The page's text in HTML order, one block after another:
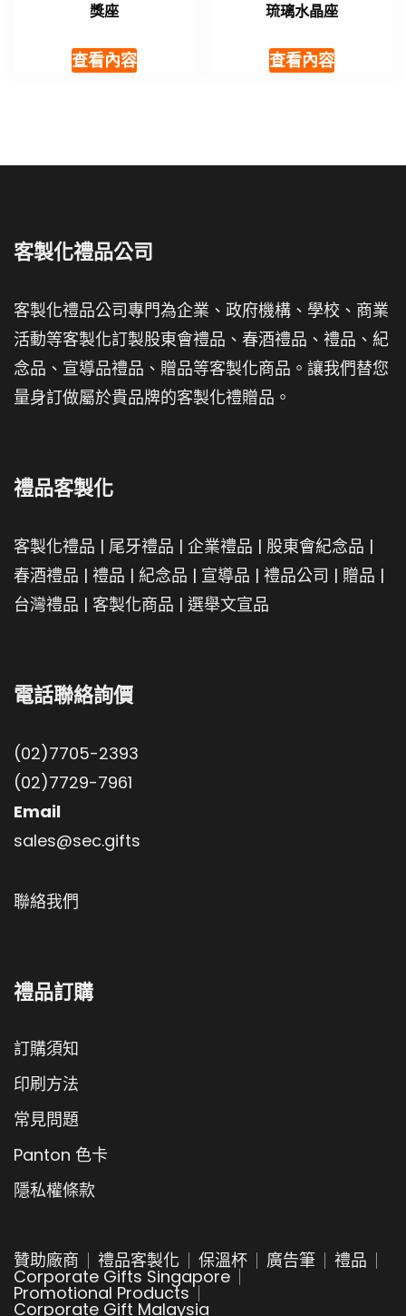
獎座
查看內容
琉璃水晶座
查看內容
客製化禮品公司
客製化禮品公司專門為企業、政府機構、學校、商業
活動等客製化訂製股東會禮品、春酒禮品、禮品、紀
念品、宣導品禮品、贈品等客製化商品。讓我們替您
量身訂做屬於貴品牌的客製化禮贈品。
禮品客製化
客製化禮品 | 尾牙禮品 | 企業禮品 | 股東會紀念品 |
春酒禮品 | 禮品 | 紀念品 | 宣導品 | 禮品公司 | 贈品 |
台灣禮品 | 客製化商品 | 選舉文宣品
電話聯絡詢價
(02)7705-2393
(02)7729-7961
Email
sales@sec.gifts
聯絡我們
禮品訂購
訂購須知
印刷方法
常見問題
Panton 色卡
隱私權條款
贊助廠商 禮品客製化 保溫杯 廣告筆 禮品
Corporate Gifts Singapore
Promotional Products
Corporate Gift Malaysia